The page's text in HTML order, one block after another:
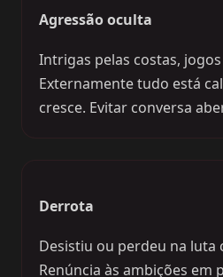
Agressão oculta
Intrigas pelas costas,
Externamente tudo está
cresce. Evitar conversa
Derrota
Desistiu ou perdeu na luta
Renúncia às ambições em